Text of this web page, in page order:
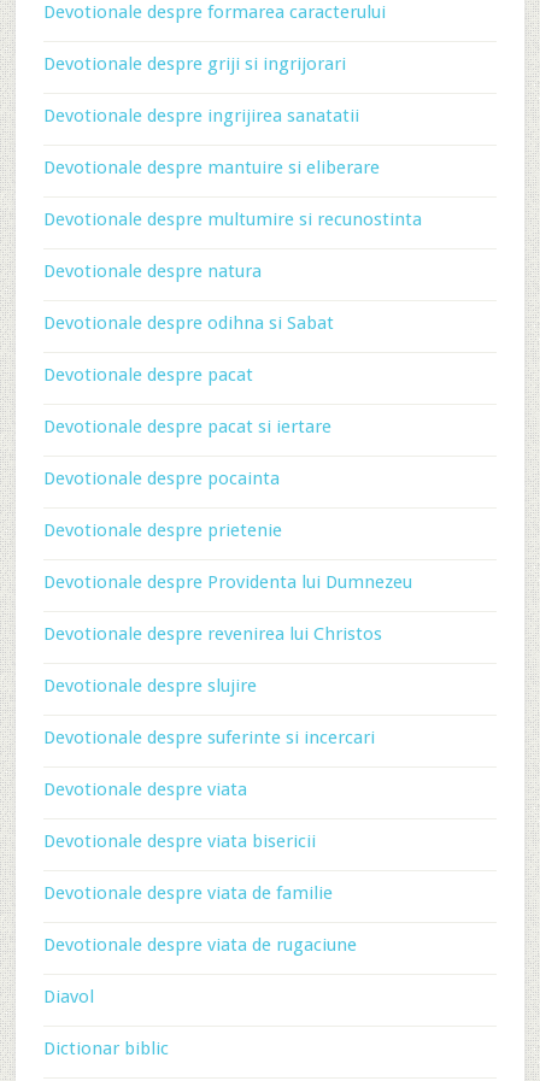
Devotionale despre formarea caracterului
Devotionale despre griji si ingrijorari
Devotionale despre ingrijirea sanatatii
Devotionale despre mantuire si eliberare
Devotionale despre multumire si recunostinta
Devotionale despre natura
Devotionale despre odihna si Sabat
Devotionale despre pacat
Devotionale despre pacat si iertare
Devotionale despre pocainta
Devotionale despre prietenie
Devotionale despre Providenta lui Dumnezeu
Devotionale despre revenirea lui Christos
Devotionale despre slujire
Devotionale despre suferinte si incercari
Devotionale despre viata
Devotionale despre viata bisericii
Devotionale despre viata de familie
Devotionale despre viata de rugaciune
Diavol
Dictionar biblic